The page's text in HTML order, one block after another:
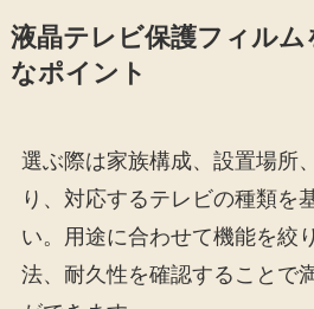
液晶テレビ保護フィル
なポイント
選ぶ際は家族構成、設置場所
り、対応するテレビの種類を
い。用途に合わせて機能を絞
法、耐久性を確認することで